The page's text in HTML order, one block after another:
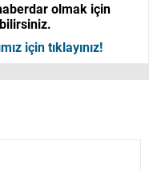
olmak için
için tıklayınız!